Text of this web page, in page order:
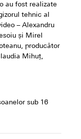
au fost realizate
tehnic al
– Alexandru
și Mirel
producător
Mihuț,
sub 16